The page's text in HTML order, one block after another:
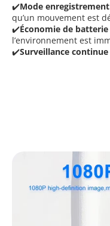
✔️Mode
qu’un mouvement est
✔️Économie de batterie
l’environnement est
✔️Surveillance continue